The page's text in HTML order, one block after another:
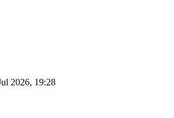
2026, 19:28